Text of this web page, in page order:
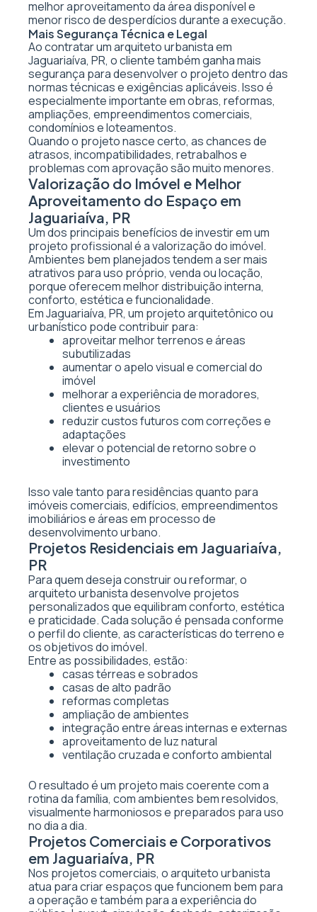
melhor aproveitamento da área disponível e
menor risco de desperdícios durante a execução.
Mais Segurança Técnica e Legal
Ao contratar um arquiteto urbanista em
Jaguariaíva, PR, o cliente também ganha mais
segurança para desenvolver o projeto dentro das
normas técnicas e exigências aplicáveis. Isso é
especialmente importante em obras, reformas,
ampliações, empreendimentos comerciais,
condomínios e loteamentos.
Quando o projeto nasce certo, as chances de
atrasos, incompatibilidades, retrabalhos e
problemas com aprovação são muito menores.
Valorização do Imóvel e Melhor
Aproveitamento do Espaço em
Jaguariaíva, PR
Um dos principais benefícios de investir em um
projeto profissional é a valorização do imóvel.
Ambientes bem planejados tendem a ser mais
atrativos para uso próprio, venda ou locação,
porque oferecem melhor distribuição interna,
conforto, estética e funcionalidade.
Em Jaguariaíva, PR, um projeto arquitetônico ou
urbanístico pode contribuir para:
aproveitar melhor terrenos e áreas
subutilizadas
aumentar o apelo visual e comercial do
imóvel
melhorar a experiência de moradores,
clientes e usuários
reduzir custos futuros com correções e
adaptações
elevar o potencial de retorno sobre o
investimento
Isso vale tanto para residências quanto para
imóveis comerciais, edifícios, empreendimentos
imobiliários e áreas em processo de
desenvolvimento urbano.
Projetos Residenciais em Jaguariaíva,
PR
Para quem deseja construir ou reformar, o
arquiteto urbanista desenvolve projetos
personalizados que equilibram conforto, estética
e praticidade. Cada solução é pensada conforme
o perfil do cliente, as características do terreno e
os objetivos do imóvel.
Entre as possibilidades, estão:
casas térreas e sobrados
casas de alto padrão
reformas completas
ampliação de ambientes
integração entre áreas internas e externas
aproveitamento de luz natural
ventilação cruzada e conforto ambiental
O resultado é um projeto mais coerente com a
rotina da família, com ambientes bem resolvidos,
visualmente harmoniosos e preparados para uso
no dia a dia.
Projetos Comerciais e Corporativos
em Jaguariaíva, PR
Nos projetos comerciais, o arquiteto urbanista
atua para criar espaços que funcionem bem para
a operação e também para a experiência do